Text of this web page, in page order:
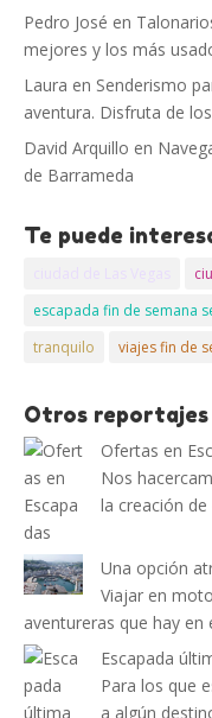
Pedro José en
mejores y los más
Laura en Senderismo
aventura. Disfruta de
David Arquillo en
de Barrameda
Te puede
escapada fin de semana
tranquilo
viajes fin de
Otros reportajes
Ofertas en
Nos
la creación
Una opción
Viajar en
aventureras que hay
Escapada
Para los que
a algún